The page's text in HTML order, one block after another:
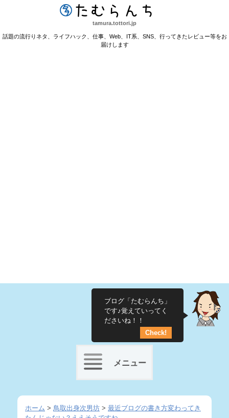
たむらんち
tamura.tottori.jp
話題の流行りネタ、ライフハック、仕事、Web、IT系、SNS、行ってきたレビュー等をお
届けします
ブログ「たむらんち」
です♪覚えていってく
ださいね！！
Check!
メニュー
Skip
to
ホーム > 鳥取出身次男坊 > 最近ブログの書き方変わってき